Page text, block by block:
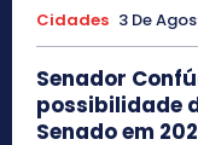
Cidades 3 De
Senador
possibilidade
Senado em